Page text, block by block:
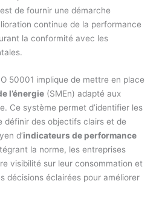
est de fournir une démarche
continue de la performance
la conformité avec les
50001 implique de mettre en place
l’énergie (SMEn) adapté aux
Ce système permet d’identifier les
définir des objectifs clairs et de
d’indicateurs de performance
la norme, les entreprises
visibilité sur leur consommation et
décisions éclairées pour améliorer